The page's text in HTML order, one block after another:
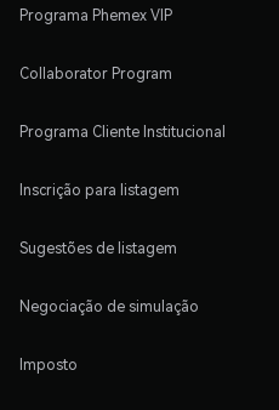
Programa Phemex VIP
Collaborator Program
Programa Cliente Institucional
Inscrição para listagem
Sugestões de listagem
Negociação de simulação
Imposto